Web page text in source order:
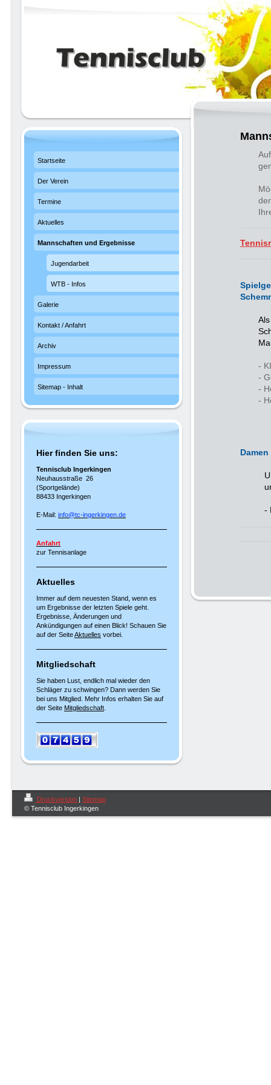
-
-
-
-
-
Startseite
Der Verein
Termine
Aktuelles
Mannschaften und Ergebnisse
Jugendarbeit
WTB - Infos
Galerie
Kontakt / Anfahrt
Archiv
Impressum
Sitemap - Inhalt
Hier finden Sie uns:
Tennisclub Ingerkingen
Neuhausstraße 26
(Sportgelände)
88433 Ingerkingen
E-Mail: info@tc-ingerkingen.de
Anfahrt
zur Tennisanlage
Aktuelles
Immer auf dem neuesten Stand, wenn es
um Ergebnisse der letzten Spiele geht.
Ergebnisse, Änderungen und
Ankündigungen auf einen Blick! Schauen Sie
auf der SeiteAktuelles vorbei.
Mitgliedschaft
Sie haben Lust, endlich mal wieder den
Schläger zu schwingen? Dann werden Sie
bei uns Mitglied. Mehr Infos erhalten Sie auf
der Seite Mitgliedschaft
Druckversion | Sitemap
© Tennisclub Ingerkingen